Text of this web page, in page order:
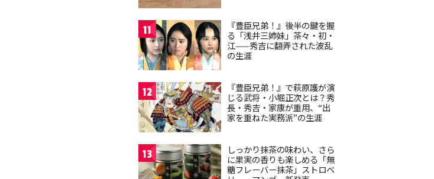
11
『豊臣兄弟！』後半の鍵を握
る「浅井三姉妹」茶々・初・
江——秀吉に翻弄された波乱
の生涯
12
『豊臣兄弟！』で萩原護が演
じる武将・小堀正次とは？秀
長・秀吉・家康が重用、“出
家を重ねた実務派”の生涯
13
しっかり抹茶の味わい、さら
に果実の香りも楽しめる「無
糖フレーバー抹茶」ストロベ